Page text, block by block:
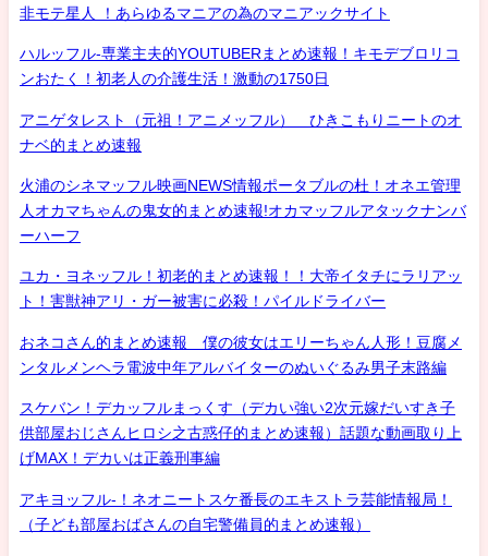
非モテ星人 ！あらゆるマニアの為のマニアックサイト
ハルッフル-専業主夫的YOUTUBERまとめ速報！キモデブロリコ
ンおたく！初老人の介護生活！激動の1750日
アニゲタレスト（元祖！アニメッフル） ひきこもりニートのオ
ナベ的まとめ速報
火浦のシネマッフル映画NEWS情報ポータブルの杜！オネエ管理
人オカマちゃんの鬼女的まとめ速報!オカマッフルアタックナンバ
ーハーフ
ユカ・ヨネッフル！初老的まとめ速報！！大帝イタチにラリアッ
ト！害獣神アリ・ガー被害に必殺！パイルドライバー
おネコさん的まとめ速報 僕の彼女はエリーちゃん人形！豆腐メ
ンタルメンヘラ電波中年アルバイターのぬいぐるみ男子末路編
スケバン！デカッフルまっくす（デカい強い2次元嫁だいすき子
供部屋おじさんヒロシ之古惑仔的まとめ速報）話題な動画取り上
げMAX！デカいは正義刑事編
アキヨッフル-！ネオニートスケ番長のエキストラ芸能情報局！
（子ども部屋おばさんの自宅警備員的まとめ速報）